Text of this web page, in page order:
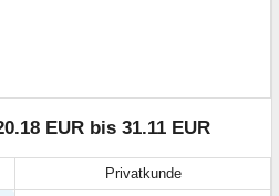
EUR bis 31.11 EUR
Privatkunde